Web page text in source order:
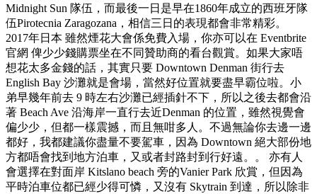
Midnight Sun 隊伍，而最後一日是早在1860年成立的西班牙隊
伍Pirotecnia Zaragozana，相信三日的表現都會非常精彩。
2017年日本 雖然煙花大會係免費入場，你亦可以在 Eventbrite
官網 俾少少錢購票坐在不同贊助商的看台觀賞。如果大家唔
想花太多金錢的話，其實只要 Downtown Denman 街行去
English Bay 沙灘就是會場，當然好位置就要盡早霸位啦。小
弟早幾年前去 9 時左右沙灘已經插針不下，所以之後去都會沿
著 Beach Ave 沿海岸一直行去近Denman 的位置，雖然視覺會
偏少少，但都一樣震撼，而且無咁多人。不過無論你去邊一邊
都好，我都建議你盡量不要駕車，因為 Downtown 絕大部份地
方都唔會找到地方泊車，又或者封路封到行好遠。。 亦有人
會選擇在對面岸 Kitslano beach 旁的Vanier Park 欣賞，但因為
平時泊車位都已經少得可憐，又沒有 Skytrain 到達，所以除非